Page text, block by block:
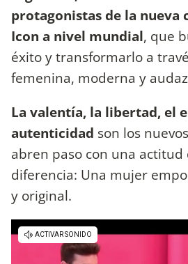
protagonistas de la nueva
Icon a nivel mundial, que
éxito y transformarlo a
femenina, moderna y
La valentía, la libertad, el
autenticidad son los
abren paso con una actitud
diferencia: Una mujer
y original.